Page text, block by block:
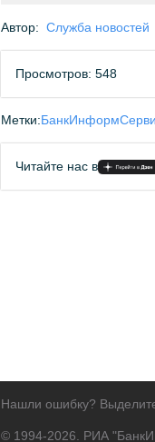
Автор: Служба новостей
Просмотров: 548
Метки:
Читайте нас в
Нашли ошибку?
© 1994-2026. РИА